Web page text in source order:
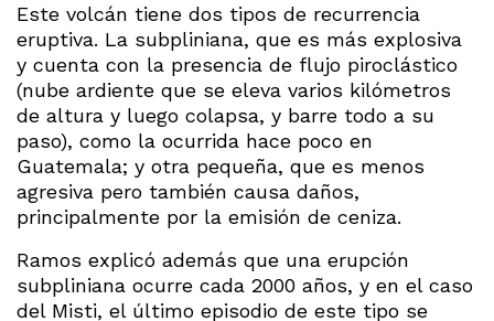
Este volcán tiene dos tipos de recurrencia
eruptiva. La subpliniana, que es más explosiva
y cuenta con la presencia de flujo piroclástico
(nube ardiente que se eleva varios kilómetros
de altura y luego colapsa, y barre todo a su
paso), como la ocurrida hace poco en
Guatemala; y otra pequeña, que es menos
agresiva pero también causa daños,
principalmente por la emisión de ceniza.
Ramos explicó además que una erupción
subpliniana ocurre cada 2000 años, y en el caso
del Misti, el último episodio de este tipo se